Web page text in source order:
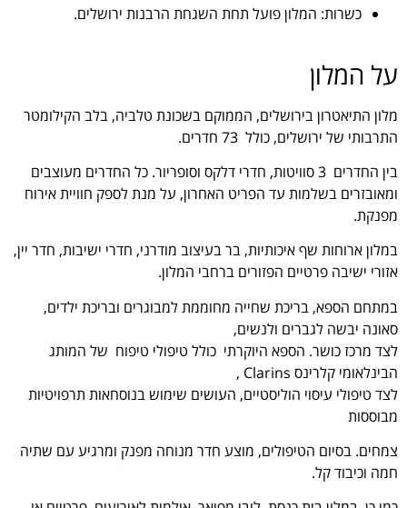
כשרות: המלון פועל תחת השגחת הרבנות ירושלים.
על המלון
מלון התיאטרון בירושלים, הממוקם בשכונת טלביה, בלב הקילומטר
התרבותי של ירושלים, כולל 73 חדרים.
בין החדרים 3 סוויטות, חדרי דלקס וסופריור. כל החדרים מעוצבים
ומאובזרים בשלמות עד הפריט האחרון, על מנת לספק חוויית אירוח
מפנקת.
במלון ארוחות שף איכותיות, בר בעיצוב מודרני, חדרי ישיבות, חדר יין,
אזורי ישיבה פרטיים הפזורים ברחבי המלון.
במתחם הספא, בריכת שחייה מחוממת למבוגרים ובריכת ילדים,
סאונה יבשה לגברים ולנשים,
לצד מרכז כושר. הספא היוקרתי כולל טיפולי טיפוח של המותג
הבינלאומי קלרינס Clarins ,
לצד טיפולי עיסוי הוליסטיים, העושים שימוש בנוסחאות תרפויטיות
מבוססות
צמחים. בסיום הטיפולים, מוצע חדר מנוחה מפנק ומרגיע עם שתיה
חמה וכיבוד קל.